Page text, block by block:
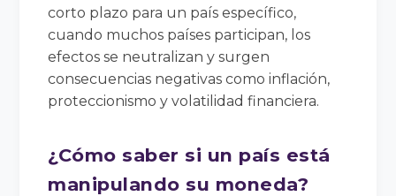
corto plazo para un país específico,
cuando muchos países participan, los
efectos se neutralizan y surgen
consecuencias negativas como inflación,
proteccionismo y volatilidad financiera.
¿Cómo saber si un país está
manipulando su moneda?